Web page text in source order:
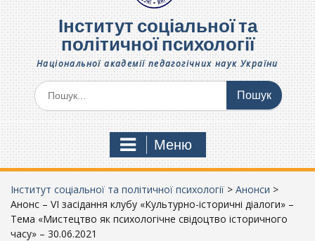
Інститут соціальної та
політичної психології
Національної академії педагогічних наук України
Шукати:
Меню
Інститут соціальної та політичної психології > Анонси >
Анонс – VI засідання клубу «Культурно-історичні діалоги» –
Тема «Мистецтво як психологічне свідоцтво історичного
часу» – 30.06.2021